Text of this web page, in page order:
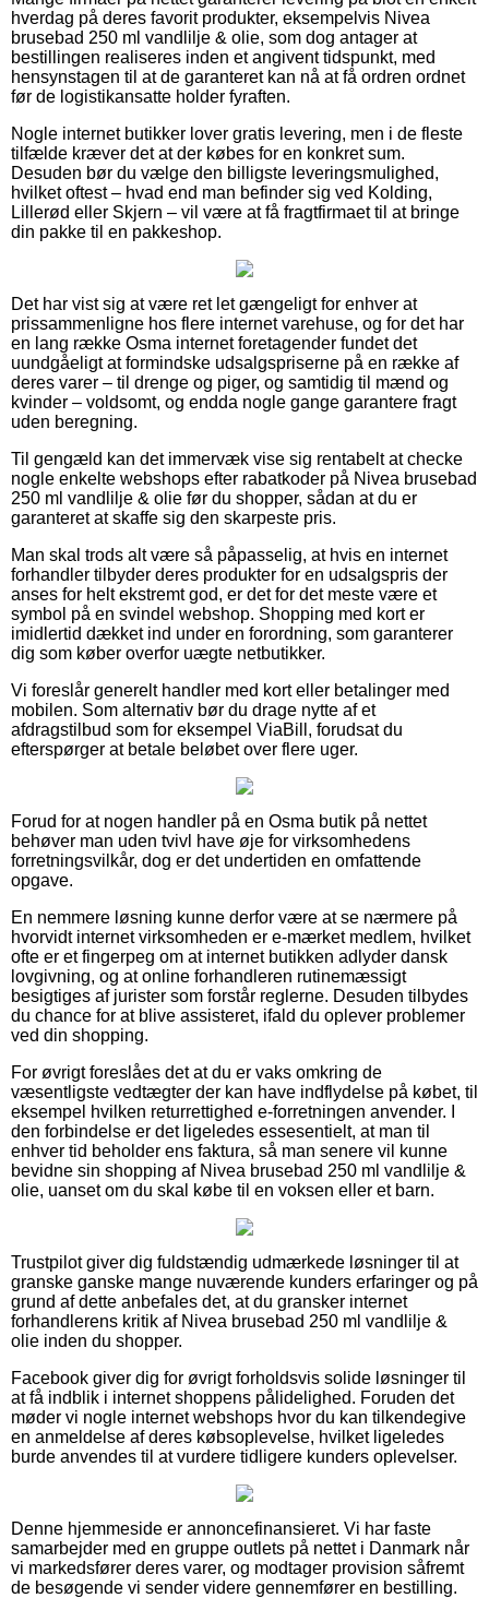
hverdag på deres favorit produkter, eksempelvis Nivea
brusebad 250 ml vandlilje & olie, som dog antager at
bestillingen realiseres inden et angivent tidspunkt, med
hensynstagen til at de garanteret kan nå at få ordren ordnet
før de logistikansatte holder fyraften.
Nogle internet butikker lover gratis levering, men i de fleste
tilfælde kræver det at der købes for en konkret sum.
Desuden bør du vælge den billigste leveringsmulighed,
hvilket oftest – hvad end man befinder sig ved Kolding,
Lillerød eller Skjern – vil være at få fragtfirmaet til at bringe
din pakke til en pakkeshop.
Det har vist sig at være ret let gængeligt for enhver at
prissammenligne hos flere internet varehuse, og for det har
en lang række Osma internet foretagender fundet det
uundgåeligt at formindske udsalgspriserne på en række af
deres varer – til drenge og piger, og samtidig til mænd og
kvinder – voldsomt, og endda nogle gange garantere fragt
uden beregning.
Til gengæld kan det immervæk vise sig rentabelt at checke
nogle enkelte webshops efter rabatkoder på Nivea brusebad
250 ml vandlilje & olie før du shopper, sådan at du er
garanteret at skaffe sig den skarpeste pris.
Man skal trods alt være så påpasselig, at hvis en internet
forhandler tilbyder deres produkter for en udsalgspris der
anses for helt ekstremt god, er det for det meste være et
symbol på en svindel webshop. Shopping med kort er
imidlertid dækket ind under en forordning, som garanterer
dig som køber overfor uægte netbutikker.
Vi foreslår generelt handler med kort eller betalinger med
mobilen. Som alternativ bør du drage nytte af et
afdragstilbud som for eksempel ViaBill, forudsat du
efterspørger at betale beløbet over flere uger.
Forud for at nogen handler på en Osma butik på nettet
behøver man uden tvivl have øje for virksomhedens
forretningsvilkår, dog er det undertiden en omfattende
opgave.
En nemmere løsning kunne derfor være at se nærmere på
hvorvidt internet virksomheden er e-mærket medlem, hvilket
ofte er et fingerpeg om at internet butikken adlyder dansk
lovgivning, og at online forhandleren rutinemæssigt
besigtiges af jurister som forstår reglerne. Desuden tilbydes
du chance for at blive assisteret, ifald du oplever problemer
ved din shopping.
For øvrigt foreslåes det at du er vaks omkring de
væsentligste vedtægter der kan have indflydelse på købet, til
eksempel hvilken returrettighed e-forretningen anvender. I
den forbindelse er det ligeledes essesentielt, at man til
enhver tid beholder ens faktura, så man senere vil kunne
bevidne sin shopping af Nivea brusebad 250 ml vandlilje &
olie, uanset om du skal købe til en voksen eller et barn.
Trustpilot giver dig fuldstændig udmærkede løsninger til at
granske ganske mange nuværende kunders erfaringer og på
grund af dette anbefales det, at du gransker internet
forhandlerens kritik af Nivea brusebad 250 ml vandlilje &
olie inden du shopper.
Facebook giver dig for øvrigt forholdsvis solide løsninger til
at få indblik i internet shoppens pålidelighed. Foruden det
møder vi nogle internet webshops hvor du kan tilkendegive
en anmeldelse af deres købsoplevelse, hvilket ligeledes
burde anvendes til at vurdere tidligere kunders oplevelser.
Denne hjemmeside er annoncefinansieret. Vi har faste
samarbejder med en gruppe outlets på nettet i Danmark når
vi markedsfører deres varer, og modtager provision såfremt
de besøgende vi sender videre gennemfører en bestilling.